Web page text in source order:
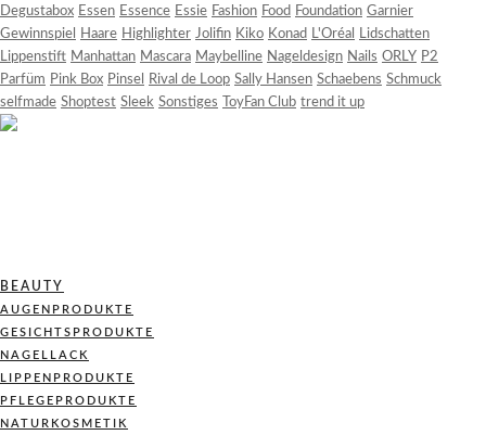
Degustabox Essen Essence Essie Fashion Food Foundation Garnier
Gewinnspiel
Haare Highlighter Jolifin Kiko Konad L'Oréal
Lidschatten
Lippenstift Manhattan Mascara Maybelline Nageldesign Nails ORLY P2
Parfüm Pink Box Pinsel Rival de Loop Sally Hansen Schaebens Schmuck
selfmade Shoptest Sleek Sonstiges ToyFan Club trend it up
BEAUTY
AUGENPRODUKTE
GESICHTSPRODUKTE
NAGELLACK
LIPPENPRODUKTE
PFLEGEPRODUKTE
NATURKOSMETIK